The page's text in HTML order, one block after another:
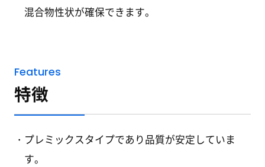
混合物性状が確保できます。
Features
特徴
プレミックスタイプであり品質が安定していま
す。